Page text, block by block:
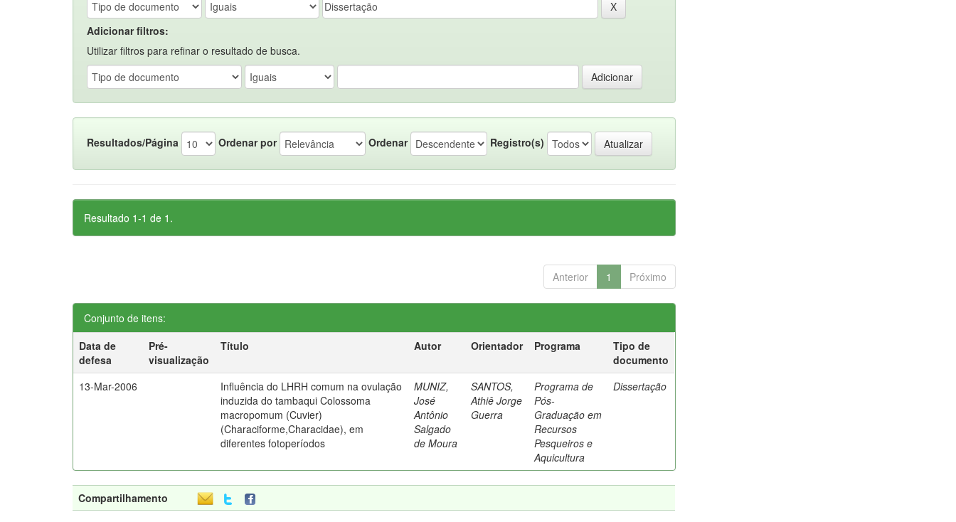
Adicionar filtros:
Utilizar filtros para refinar o resultado de busca.
Resultados/Página Ordenar por Ordenar Registro(s)
Resultado 1-1 de 1.
Anterior 1 Próximo
Conjunto de itens:
Data de
defesa
Pré-
visualização
Título Autor Orientador Programa
Tipo de
documento
13-Mar-2006
Influência do LHRH comum na ovulação
induzida do tambaqui Colossoma
macropomum (Cuvier)
(Characiforme,Characidae), em
diferentes fotoperíodos
MUNIZ,
José
Antônio
Salgado
de Moura
SANTOS,
Athiê Jorge
Guerra
Programa de
Pós-
Graduação em
Recursos
Pesqueiros e
Aquicultura
Dissertação
Compartilhamento